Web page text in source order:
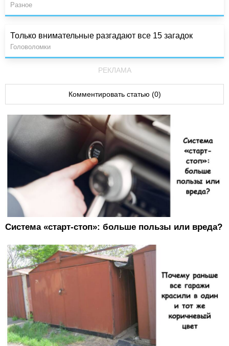
Разное
Только внимательные разгадают все 15 загадок
Головоломки
РЕКЛАМА
Комментировать статью (0)
Система «старт-стоп»: больше пользы или вреда?